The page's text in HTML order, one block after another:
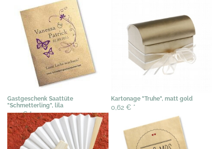
Gastgeschenk Saattüte
"Schmetterling", lila
3,07 €*
Kartonage "Truhe", matt gold
0,62 € *